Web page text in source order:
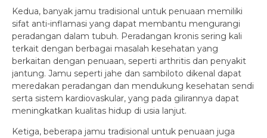
Kedua, banyak jamu tradisional untuk penuaan memiliki
sifat anti-inflamasi yang dapat membantu mengurangi
peradangan dalam tubuh. Peradangan kronis sering kali
terkait dengan berbagai masalah kesehatan yang
berkaitan dengan penuaan, seperti arthritis dan penyakit
jantung. Jamu seperti jahe dan sambiloto dikenal dapat
meredakan peradangan dan mendukung kesehatan sendi
serta sistem kardiovaskular, yang pada gilirannya dapat
meningkatkan kualitas hidup di usia lanjut.
Ketiga, beberapa jamu tradisional untuk penuaan juga